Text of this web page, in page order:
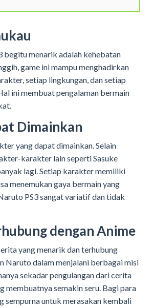
begitu menarik adalah kehebatan
game ini mampu menghadirkan
setiap lingkungan, dan setiap
ini membuat pengalaman bermain
Dimainkan
yang dapat dimainkan. Selain
karakter lain seperti Sasuke
lagi. Setiap karakter memiliki
menemukan gaya bermain yang
PS3 sangat variatif dan tidak
dengan Anime
yang menarik dan terhubung
Naruto dalam menjalani berbagai misi
sekadar pengulangan dari cerita
membuatnya semakin seru. Bagi para
sempurna untuk merasakan kembali